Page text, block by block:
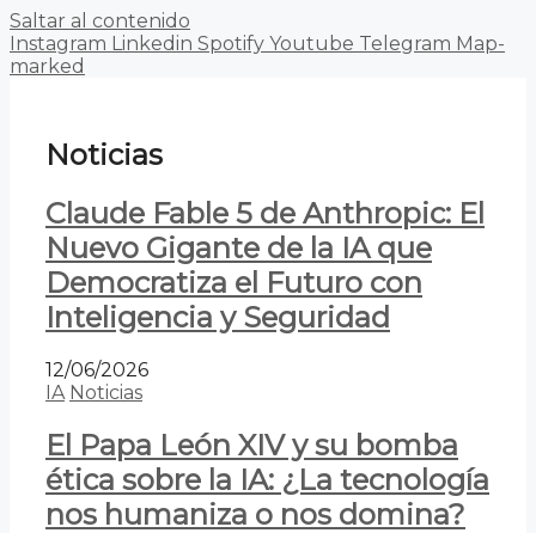
Saltar al contenido
Instagram Linkedin Spotify Youtube Telegram Map-
marked
Noticias
Claude Fable 5 de Anthropic: El
Nuevo Gigante de la IA que
Democratiza el Futuro con
Inteligencia y Seguridad
12/06/2026
IA Noticias
El Papa León XIV y su bomba
ética sobre la IA: ¿La tecnología
nos humaniza o nos domina?